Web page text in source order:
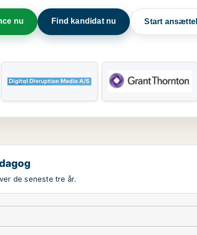
nu Find kandidat nu Start
de seneste tre år.